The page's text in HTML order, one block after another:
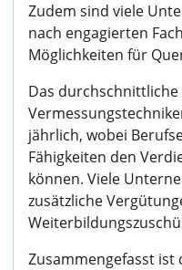
Zudem sind viele
nach engagierten
Möglichkeiten für
Das durchschnittliche
jährlich, wobei
Fähigkeiten den
können. Viele
zusätzliche
Zusammengefasst ist